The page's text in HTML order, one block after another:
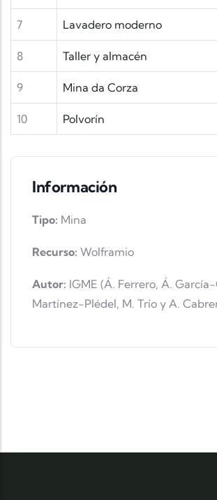
7 Lavadero moderno
8 Taller y almacén
9 Mina da Corza
10 Polvorín
Información
Tipo: Mina
Recurso: Wolframio
Autor: IGME (Á. Ferrero, Á.
Martínez-Plédel, M. Trío y A.